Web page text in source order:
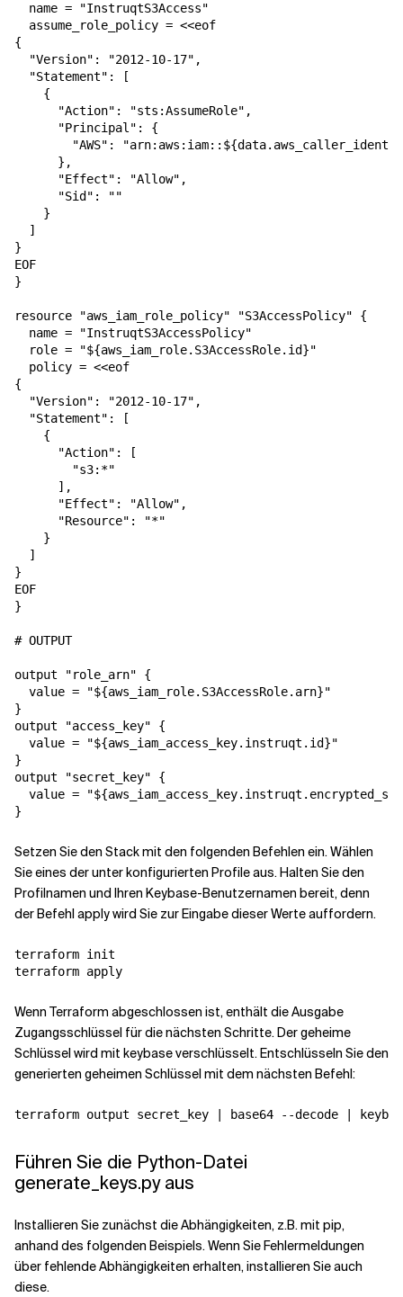
  name = "InstruqtS3Access"
  assume_role_policy = <<eof
{
  "Version": "2012-10-17",
  "Statement": [
    {
      "Action": "sts:AssumeRole",
      "Principal": {
"AWS":
      },
      "Effect": "Allow",
      "Sid": ""
    }
  ]
}
EOF
}
resource "aws_iam_role_policy" "S3AccessPolicy" {
  name = "InstruqtS3AccessPolicy"
  role = "${aws_iam_role.S3AccessRole.id}"
  policy = <<eof
{
  "Version": "2012-10-17",
  "Statement": [
    {
      "Action": [
        "s3:*"
      ],
      "Effect": "Allow",
      "Resource": "*"
    }
  ]
}
EOF
}
# OUTPUT
output "role_arn" {
  value = "${aws_iam_role.S3AccessRole.arn}"
}
output "access_key" {
  value = "${aws_iam_access_key.instruqt.id}"
}
output "secret_key" {
value =
Setzen Sie den Stack mit den folgenden Befehlen ein. Wählen
Sie eines der unterkonfigurierten Profile aus. Halten Sie den
Profilnamen und Ihren Keybase-Benutzernamen bereit, denn
der Befehl apply wird Sie zur Eingabe dieser Werte auffordern.
terraform init
Wenn Terraform abgeschlossen ist, enthält die Ausgabe
Zugangsschlüssel für die nächsten Schritte. Der geheime
Schlüssel wird mit keybase verschlüsselt. Entschlüsseln Sie den
generierten geheimen Schlüssel mit dem nächsten Befehl:
Führen Sie die Python-Datei
generate_keys.py aus
Installieren Sie zunächst die Abhängigkeiten, z.B. mit pip,
anhand des folgenden Beispiels. Wenn Sie Fehlermeldungen
über fehlende Abhängigkeiten erhalten, installieren Sie auch
diese.